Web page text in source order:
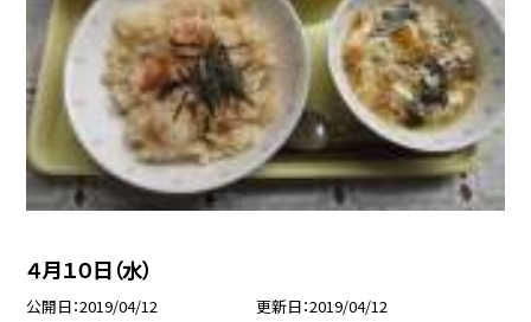
４月１０日（水）
公開日 2019/04/12 更新日 2019/04/12